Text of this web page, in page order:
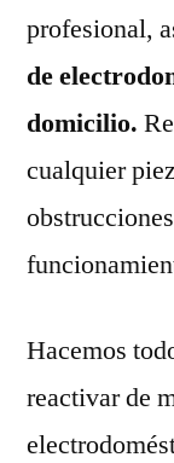
profesional,
de
domicilio.
cualquier
Hacemos
reactivar de